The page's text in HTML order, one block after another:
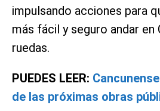
impulsando acciones para
más fácil y seguro andar en
ruedas.
PUEDES LEER:
de las próximas obras